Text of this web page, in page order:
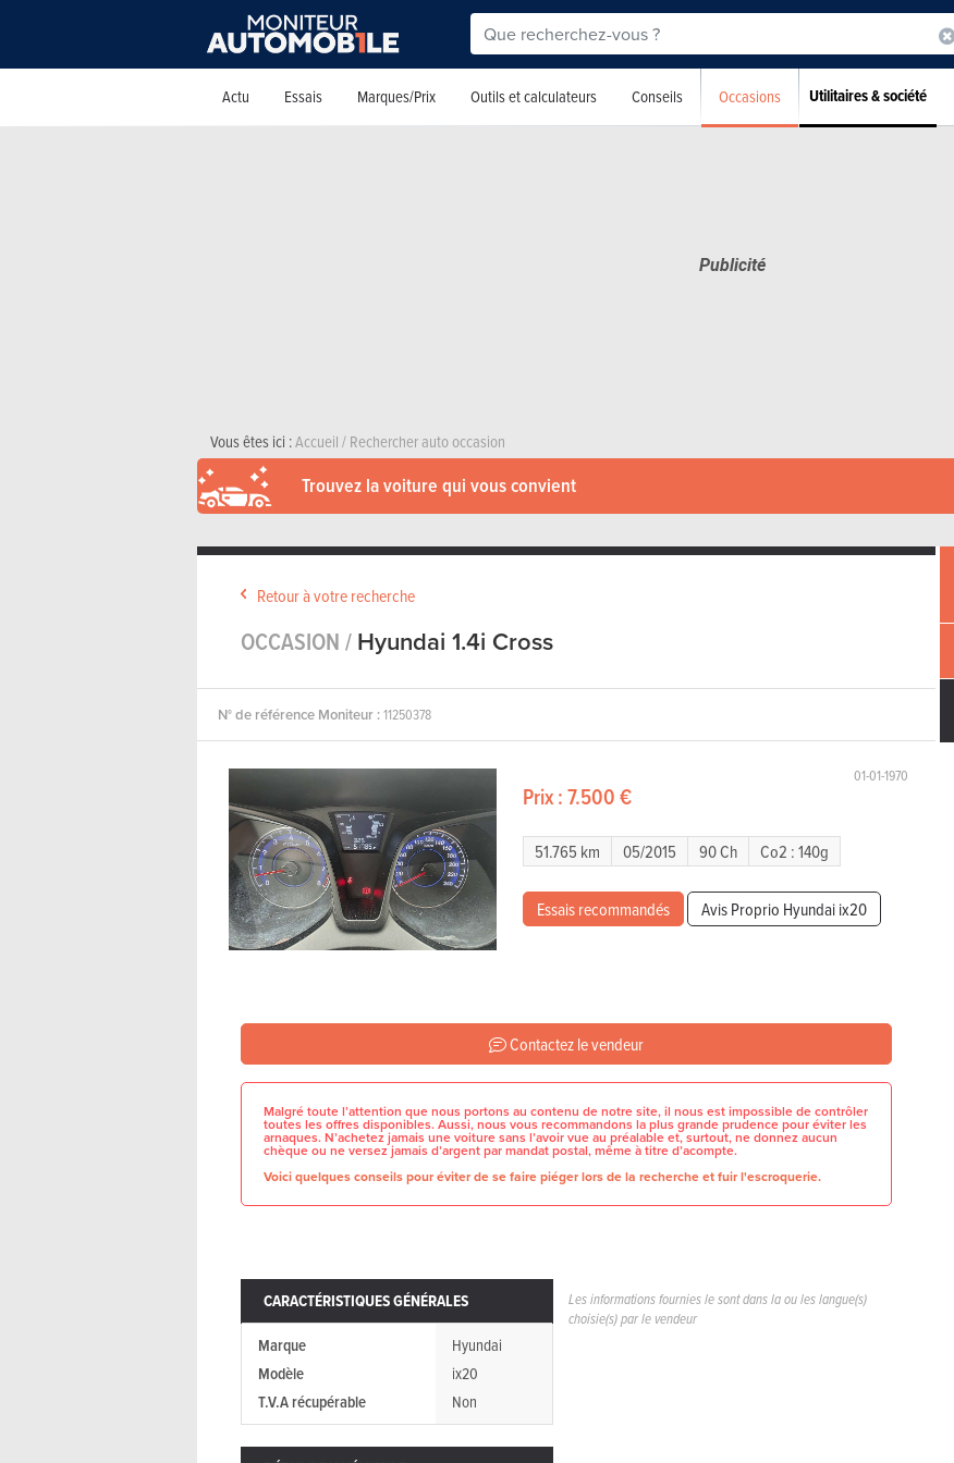
Actu Essais Marques/Prix Outils et calculateurs Conseils Occasions Utilitaires & société
Vous êtes ici :Accueil/Rechercher auto occasion
Trouvez la voiture qui vous convient
Retour à votre recherche
OCCASION /Hyundai 1.4i Cross
N° de référence Moniteur :11250378
01-01-1970
Prix :7.500 €
51.765 km 05/2015 90 Ch Co2 : 140g
Essais recommandés Avis Proprio Hyundai ix20
Contactez le vendeur
Malgré toute l’attention que nous portons au contenu de notre site, il nous est impossible de contrôler
toutes les offres disponibles. Aussi, nous vous recommandons la plus grande prudence pour éviter les
arnaques. N’achetez jamais une voiture sans l’avoir vue au préalable et, surtout, ne donnez aucun
chèque ou ne versez jamais d’argent par mandat postal, même à titre d’acompte.
Voici quelques conseils pour éviter de se faire piéger lors de la recherche et fuir l'escroquerie.
CARACTÉRISTIQUES GÉNÉRALES
Marque
Hyundai
Modèle
ix20
T.V.A récupérable
Non
Les informations fournies le sont dans la ou les langue(s)
choisie(s) par le vendeur